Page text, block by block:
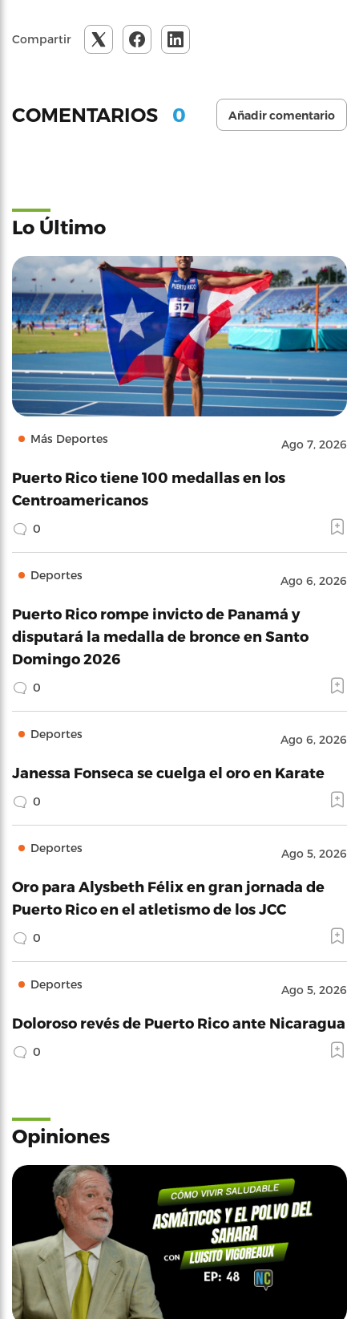
Compartir
COMENTARIOS 0 Añadir comentario
Lo Último
Más Deportes Ago 7, 2026
Puerto Rico tiene 100 medallas en los
Centroamericanos
0
Deportes Ago 6, 2026
Puerto Rico rompe invicto de Panamá y
disputará la medalla de bronce en Santo
Domingo 2026
0
Deportes Ago 6, 2026
Janessa Fonseca se cuelga el oro en Karate
0
Deportes Ago 5, 2026
Oro para Alysbeth Félix en gran jornada de
Puerto Rico en el atletismo de los JCC
0
Deportes Ago 5, 2026
Doloroso revés de Puerto Rico ante Nicaragua
0
Opiniones